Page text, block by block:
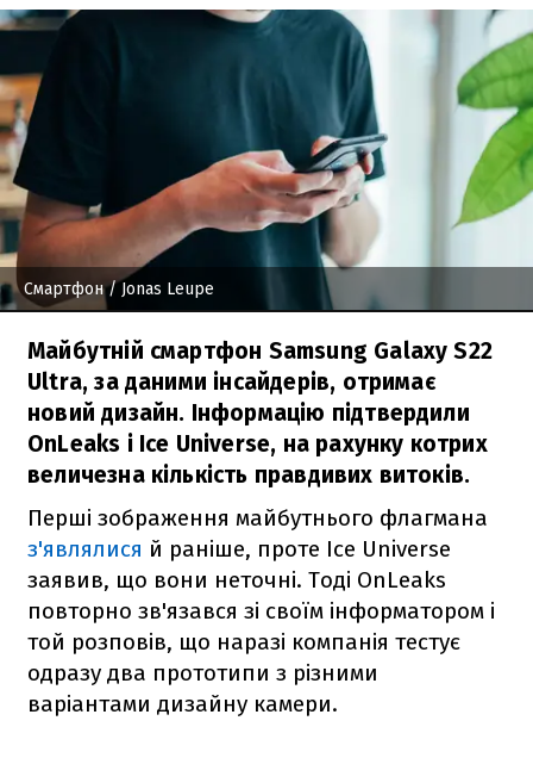
Смартфон/ Jonas Leupe
Майбутній смартфон Samsung Galaxy S22
Ultra, за даними інсайдерів, отримає
новий дизайн. Інформацію підтвердили
OnLeaks і Ice Universe, на рахунку котрих
величезна кількість правдивих витоків.
Перші зображення майбутнього флагмана
з'являлися й раніше, проте Ice Universe
заявив, що вони неточні. Тоді OnLeaks
повторно зв'язався зі своїм інформатором і
той розповів, що наразі компанія тестує
одразу два прототипи з різними
варіантами дизайну камери.